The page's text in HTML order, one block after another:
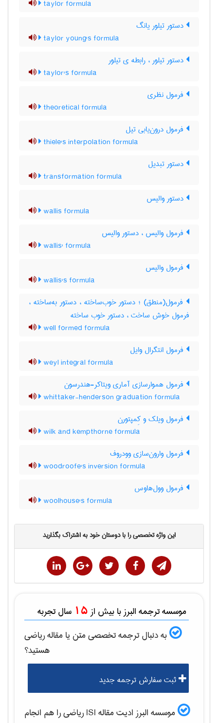
taylor formula
دستور تیلور یانگ
taylor young's formula
دستور تیلور ، رابطه ی تیلور
taylor's formula
فرمول نظری
theoretical formula
فرمول درون‌یابی تیل
thiele's interpolation formula
دستور تبدیل
transformation formula
دستور والیس
wallis formula
فرمول والیس ، دستور والیس
wallis' formula
فرمول والیس
wallis's formula
فرمول(منطق) ؛ دستور خوب‌ساخته ، دستور به‌ساخته ،
فرمول خوش ساخت ، دستور خوب ساخته
well formed formula
فرمول انتگرال وایل
weyl integral formula
فرمول هموارسازی آماری ویتاکر-هندرسون
whittaker-henderson graduation formula
فرمول ویلک و کِمپتورن
wilk and kempthorne formula
فرمول وارون‌سازی وودروف
woodroofe's inversion formula
فرمول وول‌هاوس
woolhouse's formula
این واژه تخصصی را با دوستان خود به اشتراک بگذارید
موسسه ترجمه البرز با بیش از 15 سال تجربه
به دنبال ترجمه تخصصی متن یا مقالهرياضی
هستید؟
ثبت سفارش ترجمه جدید
موسسه البرز ادیت مقاله ISI رياضیرا هم انجام